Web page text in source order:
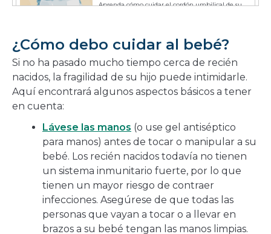
Aprenda cómo cuidar el cordón umbilical de su
Cómo cambiarle el pañal a su
bebé
Para cambiar los pañales sin que surjan
problemas, aprenda los conceptos básicos para
cambiar pañales desechables y de tela de forma
segura.
Cómo tratar la dermatitis del
causada por el pañal.
Cómo darle un baño de
esponja a su bebé recién
nacido
Sepa cómo bañar a su bebé con una esponja
durante las primeras semanas de vida.
Cómo darle un baño de
inmersión a su bebé
Sepa cómo bañar a su bebé de forma segura
¿Cómo debo cuidar al bebé?
Si no ha pasado mucho tiempo cerca de recién
nacidos, la fragilidad de su hijo puede intimidarle.
Aquí encontrará algunos aspectos básicos a tener
en cuenta:
Lávese las manos (o use gel antiséptico
para manos) antes de tocar o manipular a su
bebé. Los recién nacidos todavía no tienen
un sistema inmunitario fuerte, por lo que
tienen un mayor riesgo de contraer
infecciones. Asegúrese de que todas las
personas que vayan a tocar o a llevar en
brazos a su bebé tengan las manos limpias.